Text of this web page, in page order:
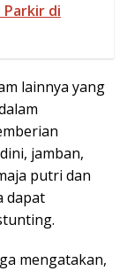
Parkir di
lainnya yang
jamban,
putri dan
dapat
mengatakan,